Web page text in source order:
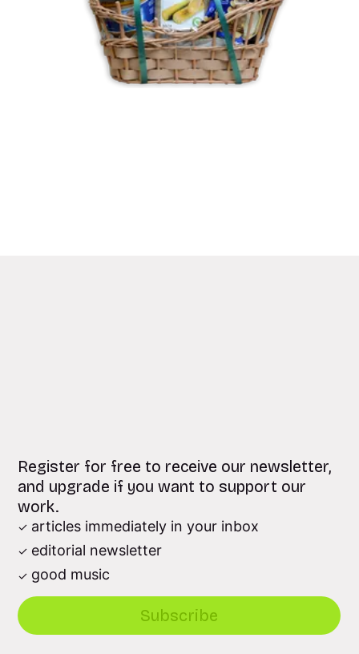
Register for free to receive our newsletter,
and upgrade if you want to support our
work.
articles immediately in your inbox
editorial newsletter
good music
Subscribe